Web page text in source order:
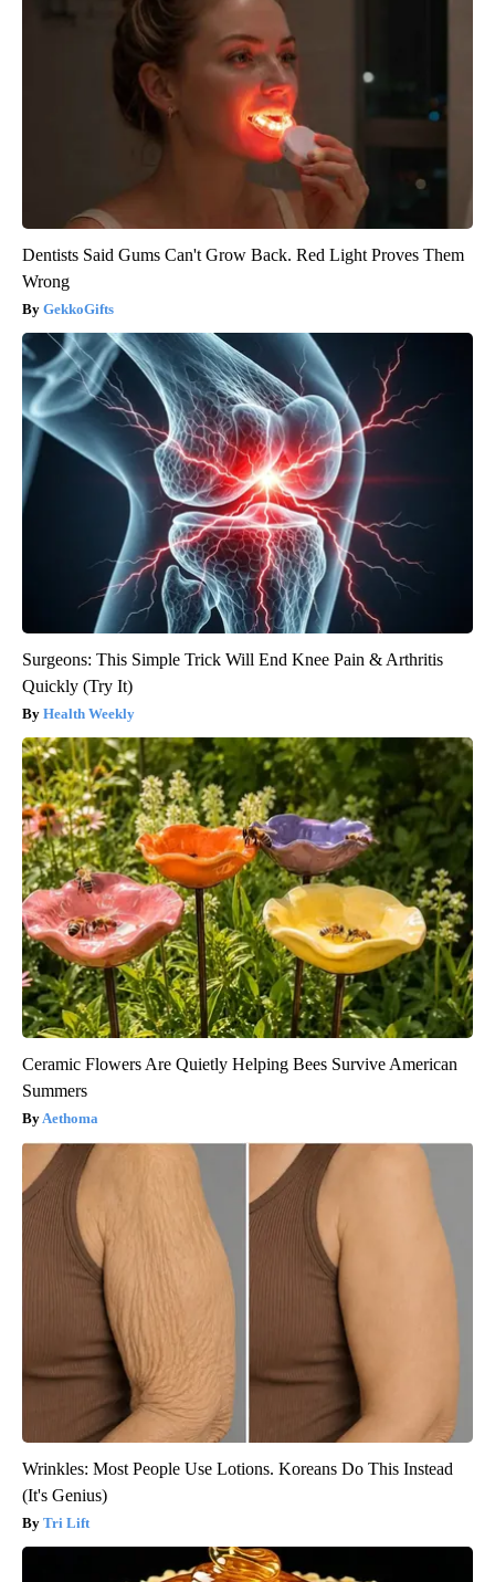
Dentists Said Gums Can't Grow Back. Red Light Proves Them
Wrong
GekkoGifts
Surgeons: This Simple Trick Will End Knee Pain & Arthritis
Quickly (Try It)
Health Weekly
Ceramic Flowers Are Quietly Helping Bees Survive American
Summers
Aethoma
Wrinkles: Most People Use Lotions. Koreans Do This Instead
(It's Genius)
Tri Lift